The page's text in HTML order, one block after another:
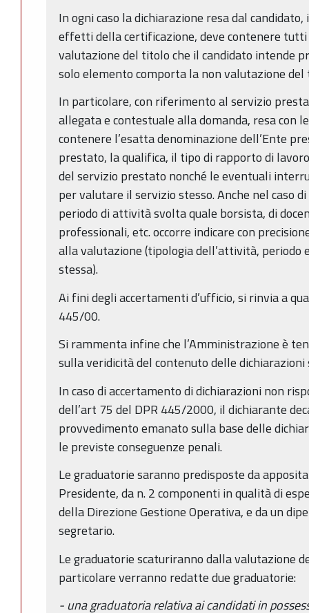
In ogni caso la dichiarazione resa dal
effetti della certificazione, deve contenere
valutazione del titolo che il candidato intende
solo elemento comporta la non valutazione
In particolare, con riferimento al servizio
allegata e contestuale alla domanda, resa con
contenere l’esatta denominazione dell’Ente
prestato, la qualifica, il tipo di rapporto di
del servizio prestato nonché le eventuali
per valutare il servizio stesso. Anche nel caso
periodo di attività svolta quale borsista, di
professionali, etc. occorre indicare con
alla valutazione (tipologia dell’attività, periodo
stessa).
Ai fini degli accertamenti d’ufficio, si rinvia a
445/00.
Si rammenta infine che l’Amministrazione è
sulla veridicità del contenuto delle
In caso di accertamento di dichiarazioni non
dell’art 75 del DPR 445/2000, il dichiarante
provvedimento emanato sulla base delle
le previste conseguenze penali.
Le graduatorie saranno predisposte da
Presidente, da n. 2 componenti in qualità di
della Direzione Gestione Operativa, e da un
segretario.
Le graduatorie scaturiranno dalla valutazione
particolare verranno redatte due graduatorie:
- una graduatoria relativa ai candidati in